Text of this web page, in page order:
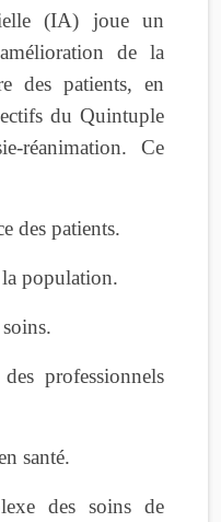
(IA) joue un
de la
des patients, en
du Quintuple
réanimation. Ce
des patients.
population.
professionnels
santé.
des soins de